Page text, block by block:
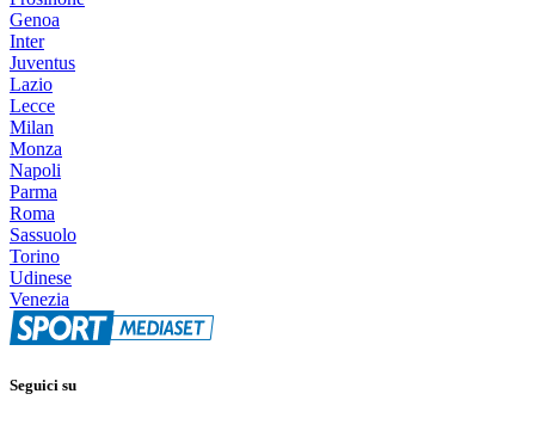
Genoa
Inter
Juventus
Lazio
Lecce
Milan
Monza
Napoli
Parma
Roma
Sassuolo
Torino
Udinese
Venezia
Seguici su